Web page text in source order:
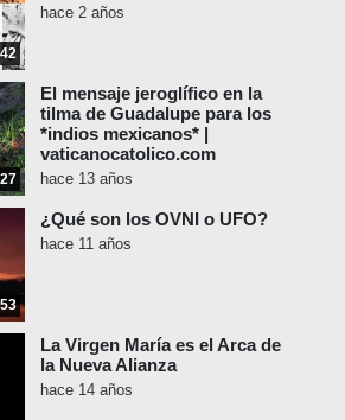
hace 2 años
El mensaje jeroglífico en la
tilma de Guadalupe para los
*indios mexicanos* |
vaticanocatolico.com
hace 13 años
¿Qué son los OVNI o UFO?
hace 11 años
La Virgen María es el Arca de
la Nueva Alianza
hace 14 años